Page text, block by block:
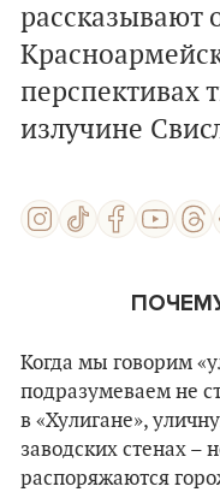
рассказывают
перспективах
излучине
Когда мы говорим
подразумеваем не
в «Хулигане»,
заводских стенах –
распоряжаются